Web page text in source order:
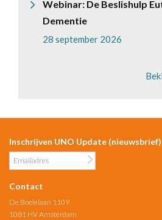
Webinar: De Beslishulp
Dementie
28 september 2026
Inschrijven UNO Update (nieuwsbrief)
Contact
De Boelelaan 1109
1081 HV Amsterdam